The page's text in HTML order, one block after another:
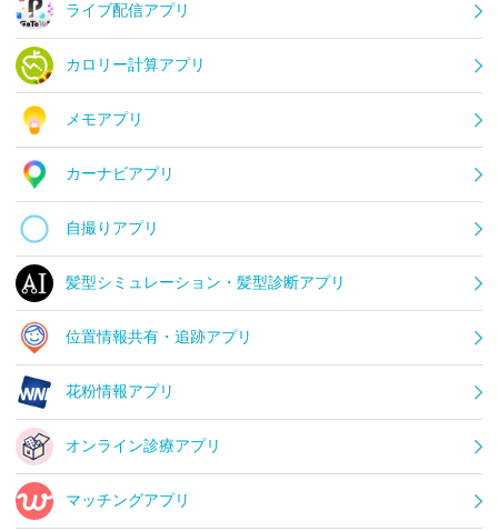
ライブ配信アプリ
カロリー計算アプリ
メモアプリ
カーナビアプリ
自撮りアプリ
髪型シミュレーション・髪型診断アプリ
位置情報共有・追跡アプリ
花粉情報アプリ
オンライン診療アプリ
マッチングアプリ